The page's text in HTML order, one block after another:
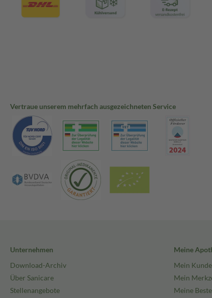
Vertraue unserem mehrfach ausgezeichneten Service
Unternehmen
Download-Archiv
Über Sanicare
Stellenangebote
Meine
Mein
Mein
Meine